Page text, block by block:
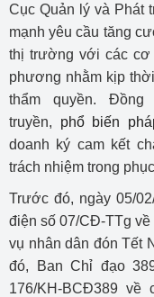
Cục Quản lý và Phát
mạnh yêu cầu tăng
thị trường với các cơ
phương nhằm kịp
thẩm quyền.
truyền, phổ biến
doanh ký cam kết
trách nhiệm trong
Trước đó, ngày 05/
điện số 07/CĐ-TTg về
vụ nhân dân đón Tết
đó, Ban Chỉ đạo
176/KH-BCĐ389 về